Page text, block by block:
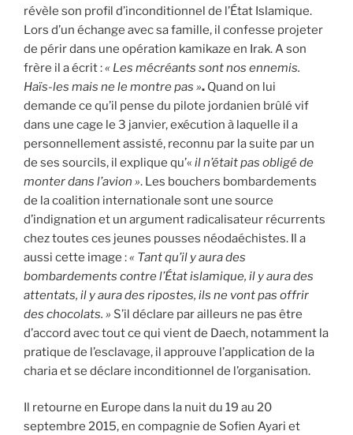
révèle son profil d’inconditionnel de l’État Islamique.
Lors d’un échange avec sa famille, il confesse projeter
de périr dans une opération kamikaze en Irak. A son
frère il a écrit :« Les mécréants sont nos ennemis.
Haïs-les mais ne le montre pas ». Quand on lui
demande ce qu’il pense du pilote jordanien brûlé vif
dans une cage le 3 janvier, exécution à laquelle il a
personnellement assisté, reconnu par la suite par un
de ses sourcils, il explique qu’« il n’était pas obligé de
monter dans l’avion ». Les bouchers bombardements
de la coalition internationale sont une source
d’indignation et un argument radicalisateur récurrents
chez toutes ces jeunes pousses néodaéchistes. Il a
aussi cette image :« Tant qu’il y aura des
bombardements contre l’État islamique, il y aura des
attentats, il y aura des ripostes, ils ne vont pas offrir
des chocolats. » S’il déclare par ailleurs ne pas être
d’accord avec tout ce qui vient de Daech, notamment la
pratique de l’esclavage, il approuve l’application de la
charia et se déclare inconditionnel de l’organisation.
Il retourne en Europe dans la nuit du 19 au 20
septembre 2015, en compagnie de Sofien Ayari et